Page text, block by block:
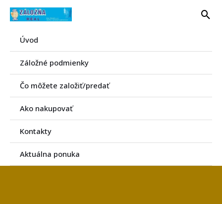
Preskočiť
Úvod
Záložné podmienky
Čo môžete založiť/predať
Ako nakupovať
Kontakty
Aktuálna ponuka